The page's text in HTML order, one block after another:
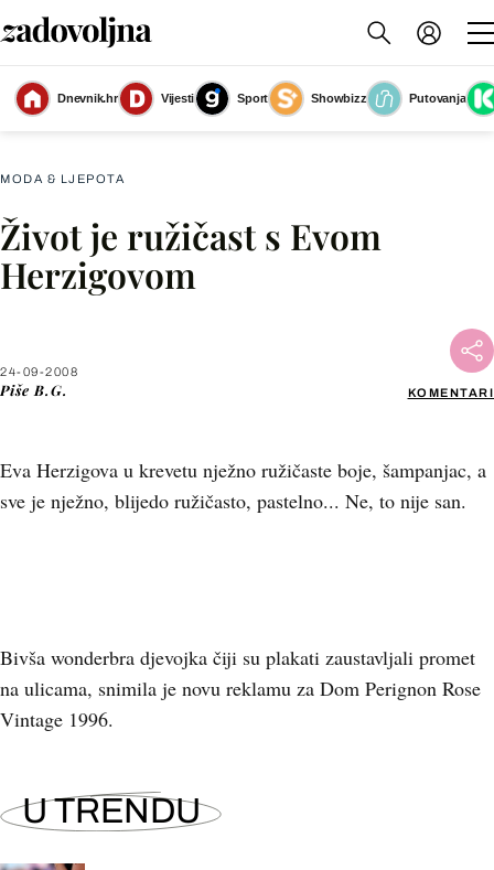
Dnevnik.hr Vijesti Sport Showbizz
Putovanja
Slika nije dostupna
MODA & LJEPOTA
Život je ružičast s Evom
Herzigovom
24-09-2008
Piše B.G. KOMENTARI
Eva Herzigova u krevetu nježno ružičaste boje, šampanjac, a
sve je nježno, blijedo ružičasto, pastelno... Ne, to nije san.
Facebook
Bivša wonderbra djevojka čiji su plakati zaustavljali promet
na ulicama, snimila je novu reklamu za Dom Perignon Rose
Vintage 1996.
U TRENDU